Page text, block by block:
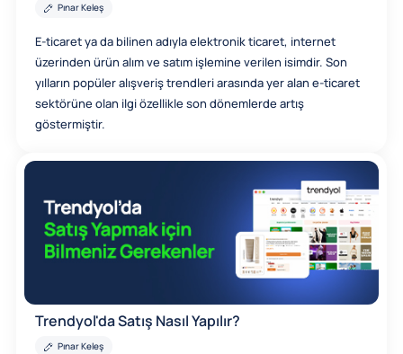
Pınar Keleş
E-ticaret ya da bilinen adıyla elektronik ticaret, internet
üzerinden ürün alım ve satım işlemine verilen isimdir. Son
yılların popüler alışveriş trendleri arasında yer alan e-ticaret
sektörüne olan ilgi özellikle son dönemlerde artış
göstermiştir.
Trendyol'da Satış Nasıl Yapılır?
Pınar Keleş